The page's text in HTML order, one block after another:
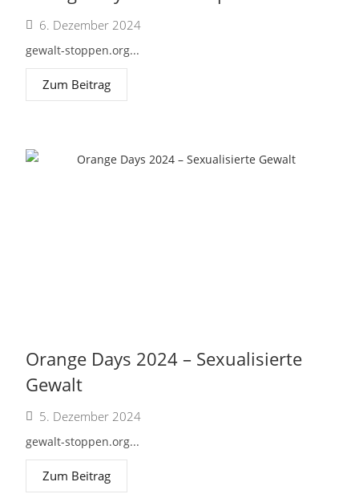
6. Dezember 2024
gewalt-stoppen.org...
Zum Beitrag
Orange Days 2024 – Sexualisierte
Gewalt
5. Dezember 2024
gewalt-stoppen.org...
Zum Beitrag